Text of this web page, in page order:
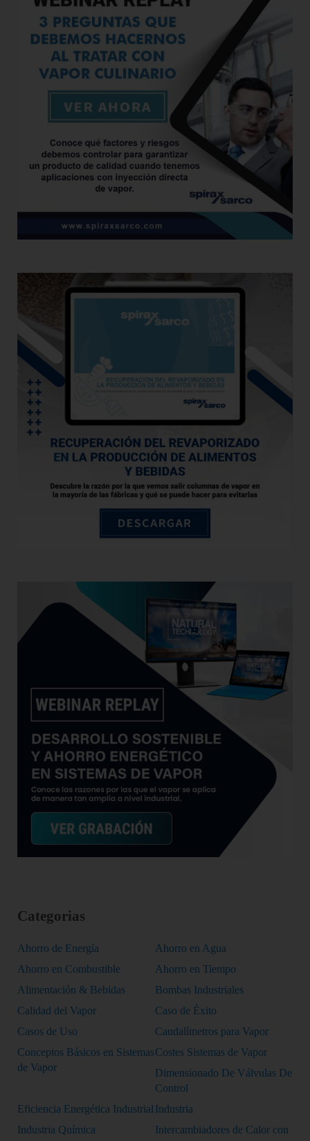
Categorias
Ahorro de Energía
Ahorro en Agua
Ahorro en Combustible
Ahorro en Tiempo
Alimentación & Bebidas
Bombas Industriales
Calidad del Vapor
Caso de Éxito
Casos de Uso
Caudalímetros para Vapor
Conceptos Básicos en Sistemas
de Vapor
Costes Sistemas de Vapor
Dimensionado De Válvulas De
Control
Eficiencia Energética Industrial Industria
Industria Química
Intercambiadores de Calor con